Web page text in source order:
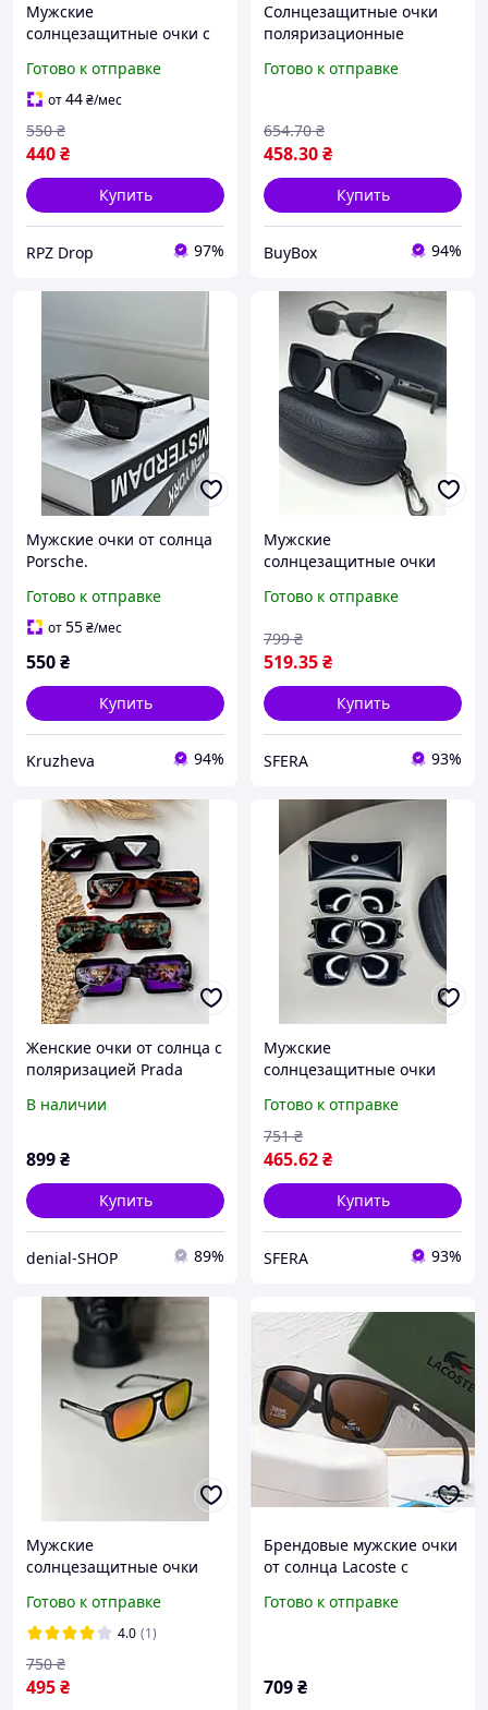
Мужские
солнцезащитные очки с
коричневые,
прямоугольная форма,
металл 8712 С2
Готово к отправке
от44₴/мес
440₴
550 ₴
Купить
RPZ Drop 97%
Солнцезащитные очки
поляризационные
солнца с поляризацией
аксессуары
Готово к отправке
458.30₴
654.70 ₴
Купить
BuyBox 94%
Мужские очки от солнца
Porsche.
ободковые. Очки с
поляризацией.
Готово к отправке
от55₴/мес
550₴
Купить
Kruzheva 94%
Мужские
солнцезащитные очки
поляризацией очки от
Полароид
Готово к отправке
519.35₴
799 ₴
Купить
SFERA 93%
Женские очки от солнца с
поляризацией Prada
В наличии
899₴
Купить
denial-SHOP 89%
Мужские
солнцезащитные очки
черные очки от солнца
для мужчин Polarized
Готово к отправке
465.62₴
751 ₴
Купить
SFERA 93%
Мужские
солнцезащитные очки
зеркальные с шторками
POLAROID
прямоугольные с
поляризацией от солнца
для мужчин
Готово к отправке
4.0 (1)
495₴
750 ₴
Брендовые мужские очки
от солнца Lacoste с
коричневые
Готово к отправке
709₴